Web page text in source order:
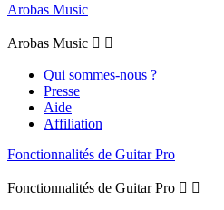
Arobas Music
Arobas Music  
Qui sommes-nous ?
Presse
Aide
Affiliation
Fonctionnalités de Guitar Pro
Fonctionnalités de Guitar Pro  